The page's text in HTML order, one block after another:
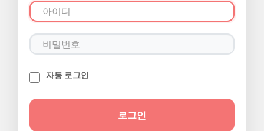
자동 로그인